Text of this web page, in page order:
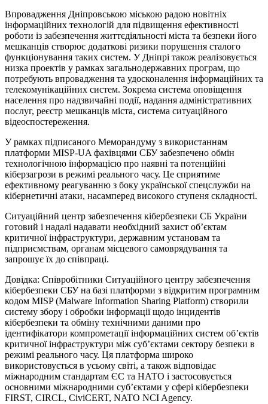
Впровадження Дніпровською міською радою новітніх
інформаційних технологій для підвищення ефективності
роботи із забезпечення життєдіяльності міста та безпеки його
мешканців створює додаткові ризики порушення сталого
функціонування таких систем. У Дніпрі також реалізовується
низка проектів у рамках загальнодержавних програм, що
потребують впровадження та удосконалення інформаційних та
телекомунікаційних систем. Зокрема система оповіщення
населення про надзвичайні події, надання адміністративних
послуг, реєстр мешканців міста, система ситуаційного
відеоспостереження.
У рамках підписаного Меморандуму з використанням
платформи MISP-UA фахівцями СБУ забезпечено обмін
технологічною інформацією про наявні та потенційні
кіберзагрози в режимі реального часу. Це сприятиме
ефективному реагуванню з боку української спецслужби на
кібернетичні атаки, насамперед високого ступеня складності.
Ситуаційний центр забезпечення кібербезпеки СБ України
готовий і надалі надавати необхідний захист об’єктам
критичної інфраструктури, державним установам та
підприємствам, органам місцевого самоврядування та
запрошує їх до співпраці.
Довідка: Співробітники Ситуаційного центру забезпечення
кібербезпеки СБУ на базі платформи з відкритим програмним
кодом MISP (Malware Information Sharing Platform) створили
систему збору і обробки інформації щодо інцидентів
кібербезпеки та обміну технічними даними про
ідентифікатори компрометації інформаційних систем об’єктів
критичної інфраструктури між суб’єктами сектору безпеки в
режимі реального часу. Ця платформа широко
використовується в усьому світі, а також відповідає
міжнародним стандартам ЄС та НАТО і застосовується
основними міжнародними суб’єктами у сфері кібербезпеки
FIRST, CIRCL, CiviCERT, NATO NCI Agency.